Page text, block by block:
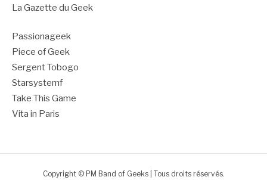
La Gazette du Geek
Passionageek
Piece of Geek
Sergent Tobogo
Starsystemf
Take This Game
Vita in Paris
Copyright © PM Band of Geeks | Tous droits réservés.